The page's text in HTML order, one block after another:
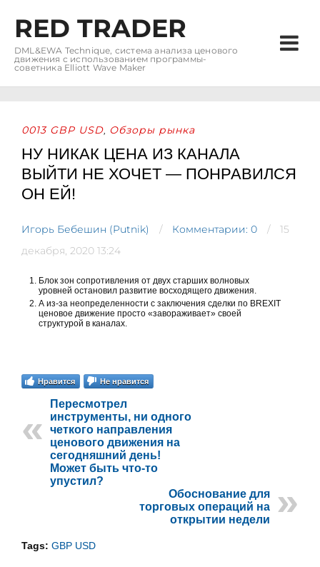
RED TRADER
DML&EWA Technique, система анализа ценового
движения с использованием программы-
советника Elliott Wave Maker
0013 GBP USD, Обзоры рынка
НУ НИКАК ЦЕНА ИЗ КАНАЛА
ВЫЙТИ НЕ ХОЧЕТ — ПОНРАВИЛСЯ
ОН ЕЙ!
Игорь Бебешин (Putnik) Комментарии: 0
15
декабря, 2020 13:24
Блок зон сопротивления от двух старших волновых
уровней остановил развитие восходящего движения.
А из-за неопределенности с заключения сделки по BREXIT
ценовое движение просто «завораживает» своей
структурой в каналах.
Нравится Не нравится
Пересмотрел
инструменты, ни одного
четкого направления
ценового движения на
сегодняшний день!
Может быть что-то
упустил?
Обоснование для
торговых операций на
открытии недели
Tags: GBP USD